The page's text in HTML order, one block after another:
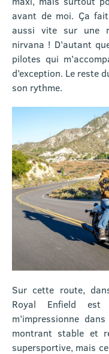
avant de moi. Ça
aussi vite sur une
nirvana ! D’autant
pilotes qui
d’exception. Le reste
son rythme.
Sur cette route,
Royal Enfield est
m’impressionne
montrant stable et
supersportive, mais